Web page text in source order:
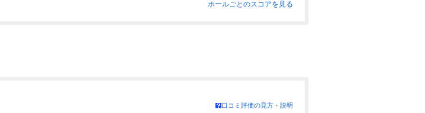
ホールごとのスコアを見る
口コミ評価の見方・説明